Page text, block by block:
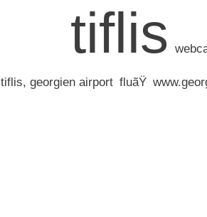
tiflis
tiflis, georgien airport fluãŸ